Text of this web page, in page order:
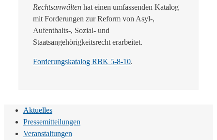
Rechtsanwälten hat einen umfassenden Katalog
mit Forderungen zur Reform von Asyl-,
Aufenthalts-, Sozial- und
Staatsangehörigkeitsrecht erarbeitet.
Forderungskatalog RBK 5-8-10.
Aktuelles
Pressemitteilungen
Veranstaltungen